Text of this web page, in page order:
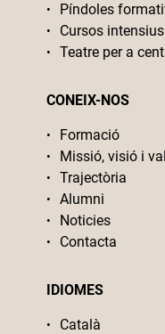
Píndoles
Cursos intensius
Teatre per a
CONEIX-NOS
Formació
Missió, visió i
Trajectòria
Alumni
Noticies
Contacta
IDIOMES
Català